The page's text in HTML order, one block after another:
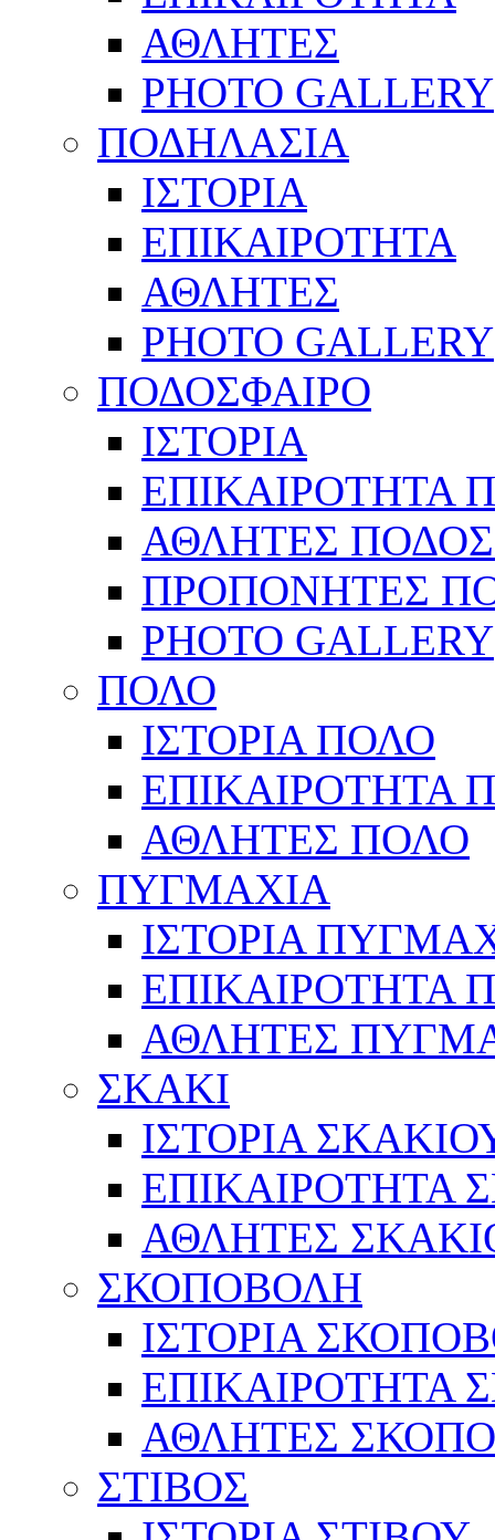
ΑΘΛΗΤΕΣ
PHOTO GALLERY
ΠΟΔΗΛΑΣΙΑ
ΙΣΤΟΡΙΑ
ΕΠΙΚΑΙΡΟΤΗΤΑ
ΑΘΛΗΤΕΣ
PHOTO GALLERY
ΠΟΔΟΣΦΑΙΡΟ
ΙΣΤΟΡΙΑ
ΕΠΙΚΑΙΡΟΤΗΤΑ
ΑΘΛΗΤΕΣ
ΠΡΟΠΟΝΗΤΕΣ
PHOTO GALLERY
ΠΟΛΟ
ΙΣΤΟΡΙΑ ΠΟΛΟ
ΕΠΙΚΑΙΡΟΤΗΤΑ
ΑΘΛΗΤΕΣ ΠΟΛΟ
ΠΥΓΜΑΧΙΑ
ΙΣΤΟΡΙΑ
ΕΠΙΚΑΙΡΟΤΗΤΑ
ΑΘΛΗΤΕΣ
ΣΚΑΚΙ
ΙΣΤΟΡΙΑ
ΕΠΙΚΑΙΡΟΤΗΤΑ
ΑΘΛΗΤΕΣ
ΣΚΟΠΟΒΟΛΗ
ΙΣΤΟΡΙΑ
ΕΠΙΚΑΙΡΟΤΗΤΑ
ΑΘΛΗΤΕΣ
ΣΤΙΒΟΣ